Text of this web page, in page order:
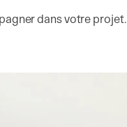
dans votre projet.